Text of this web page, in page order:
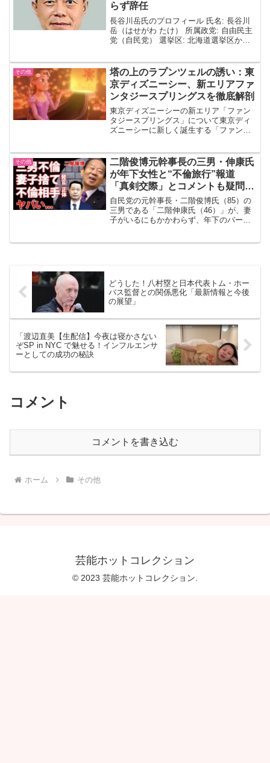
らず辞任
長谷川岳氏のプロフィール 氏名: 長谷川
岳（はせがわ たけ） 所属政党: 自由民主
党（自民党） 選挙区: 北海道選挙区から
特別委員会で活動していました。彼の政
治的な立場...
その他
塔の上のラプンツェルの誘い：東
京ディズニーシー、新エリアファ
ンタジースプリングスを徹底解剖
東京ディズニーシーの新エリア「ファン
タジースプリングス」について東京ディ
ズニーシーに新しく誕生する「ファンタ
2024年6月6日にグランドオープンを迎え
るこのエリアは、特...
その他
二階俊博元幹事長の三男・伸康氏
が年下女性と“不倫旅行”報道
「真剣交際」とコメントも疑問残
る
自民党の元幹事長・二階俊博氏（85）の
三男である「二階伸康氏（46）」が、妻
子がいるにもかかわらず、年下のバーオ
どうした！八村塁と日本代表トム・ホー
バス監督との関係悪化「最新情報と今後
の展望」
「渡辺直美【生配信】今夜は寝かさない
ぞSP in NYC で魅せる！インフルエンサ
ーとしての成功の秘訣
コメント
コメントを書き込む
ホーム その他
芸能ホットコレクション
© 2023 芸能ホットコレクション.